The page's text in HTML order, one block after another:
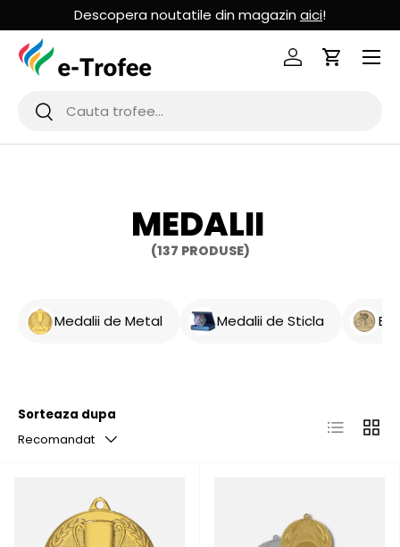
MERGI LA CONTINUT
Descopera noutatile din magazin aici!
Cauta
Cauta
Logheaza-te
Cos de
MEDALII
(137 PRODUSE)
Medalii de Metal Medalii de Sticla
Sorteaza dupa
Recomandat
Lista Grila